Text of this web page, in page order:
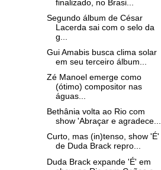
finalizado, no Brasi...
Segundo álbum de César
Lacerda sai com o selo da
g...
Gui Amabis busca clima solar
em seu terceiro álbum...
Zé Manoel emerge como
(ótimo) compositor nas
águas...
Bethânia volta ao Rio com
show 'Abraçar e agradece...
Curto, mas (in)tenso, show 'É'
de Duda Brack repro...
Duda Brack expande 'É' em